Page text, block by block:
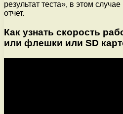
результат теста», в этом
отчет.
Как узнать скорость
или флешки или SD